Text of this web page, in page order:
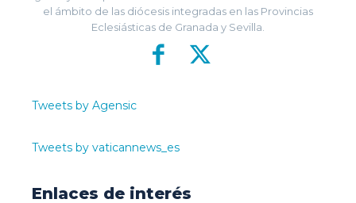
el ámbito de las diócesis integradas en las Provincias
Eclesiásticas de Granada y Sevilla.
Tweets by Agensic
Tweets by vaticannews_es
Enlaces de interés